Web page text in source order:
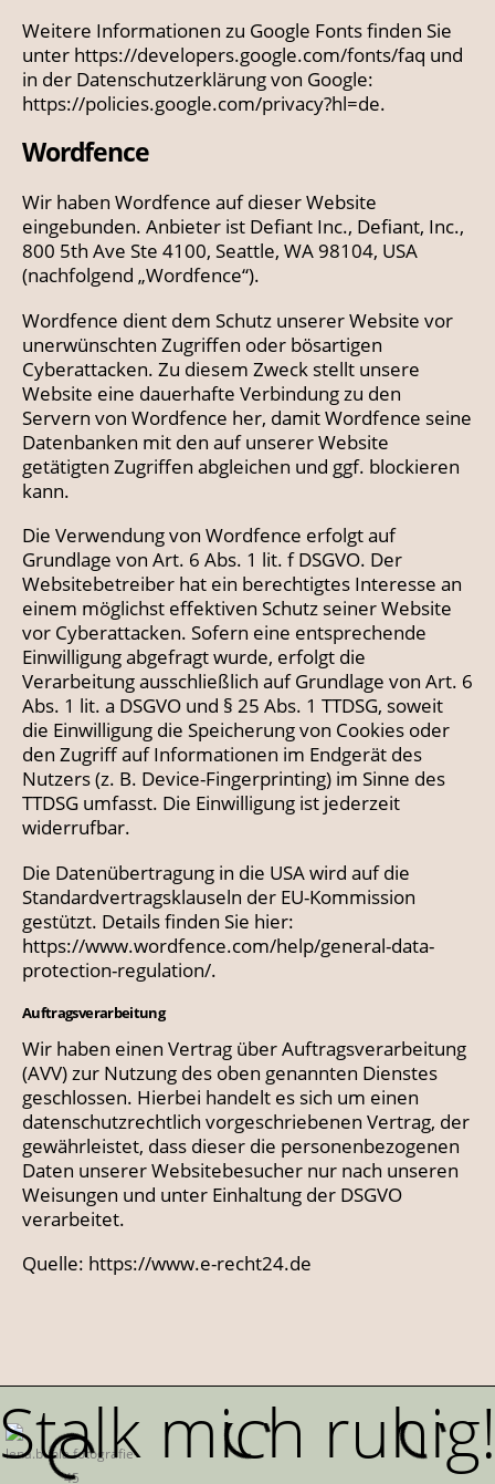
Weitere Informationen zu Google Fonts finden Sie
unter https://developers.google.com/fonts/faq und
in der Datenschutzerklärung von Google:
https://policies.google.com/privacy?hl=de.
Wordfence
Wir haben Wordfence auf dieser Website
eingebunden. Anbieter ist Defiant Inc., Defiant, Inc.,
800 5th Ave Ste 4100, Seattle, WA 98104, USA
(nachfolgend „Wordfence“).
Wordfence dient dem Schutz unserer Website vor
unerwünschten Zugriffen oder bösartigen
Cyberattacken. Zu diesem Zweck stellt unsere
Website eine dauerhafte Verbindung zu den
Servern von Wordfence her, damit Wordfence seine
Datenbanken mit den auf unserer Website
getätigten Zugriffen abgleichen und ggf. blockieren
kann.
Die Verwendung von Wordfence erfolgt auf
Grundlage von Art. 6 Abs. 1 lit. f DSGVO. Der
Websitebetreiber hat ein berechtigtes Interesse an
einem möglichst effektiven Schutz seiner Website
vor Cyberattacken. Sofern eine entsprechende
Einwilligung abgefragt wurde, erfolgt die
Verarbeitung ausschließlich auf Grundlage von Art. 6
Abs. 1 lit. a DSGVO und § 25 Abs. 1 TTDSG, soweit
die Einwilligung die Speicherung von Cookies oder
den Zugriff auf Informationen im Endgerät des
Nutzers (z. B. Device-Fingerprinting) im Sinne des
TTDSG umfasst. Die Einwilligung ist jederzeit
widerrufbar.
Die Datenübertragung in die USA wird auf die
Standardvertragsklauseln der EU-Kommission
gestützt. Details finden Sie hier:
https://www.wordfence.com/help/general-data-
protection-regulation/.
Auftragsverarbeitung
Wir haben einen Vertrag über Auftragsverarbeitung
(AVV) zur Nutzung des oben genannten Dienstes
geschlossen. Hierbei handelt es sich um einen
datenschutzrechtlich vorgeschriebenen Vertrag, der
gewährleistet, dass dieser die personenbezogenen
Daten unserer Websitebesucher nur nach unseren
Weisungen und unter Einhaltung der DSGVO
verarbeitet.
Quelle: https://www.e-recht24.de
mich